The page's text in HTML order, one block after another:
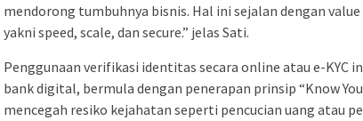
mendorong tumbuhnya bisnis. Hal ini sejalan dengan
yakni speed, scale, dan secure.” jelas Sati.
Penggunaan verifikasi identitas secara online atau e-KYC
bank digital, bermula dengan penerapan prinsip “Know
mencegah resiko kejahatan seperti pencucian uang atau